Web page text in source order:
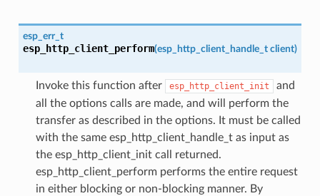
esp_err_t
esp_http_client_perform(esp_http_client_handle_t client)
Invoke this function after esp_http_client_init
and
all the options calls are made, and will perform the
transfer as described in the options. It must be called
with the same esp_http_client_handle_t as input as
the esp_http_client_init call returned.
esp_http_client_perform performs the entire request
in either blocking or non-blocking manner. By